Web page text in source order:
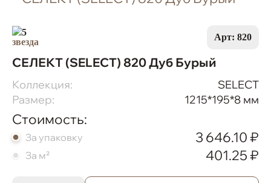
5 Арт: 820
СЕЛЕКТ (SELECT) 820 Дуб Бурый
Коллекция:
SELECT
Размер:
1215*195*8 мм
Стоимость:
За упаковку 3 646.10 ₽
За м² 401.25 ₽